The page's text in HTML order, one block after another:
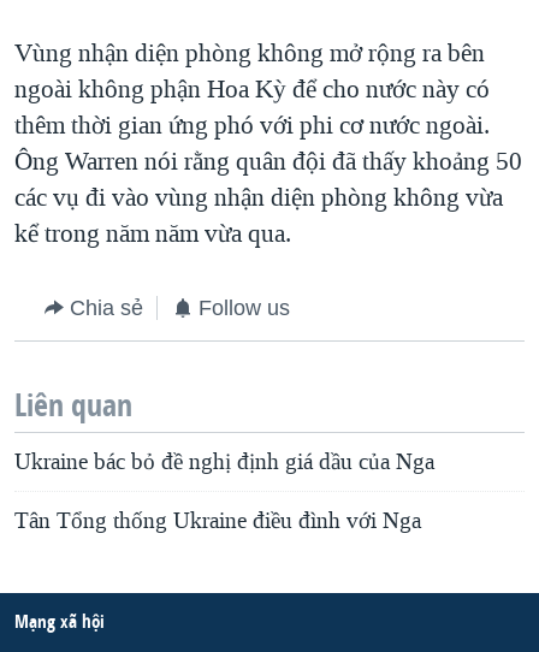
Vùng nhận diện phòng không mở rộng ra bên
ngoài không phận Hoa Kỳ để cho nước này có
thêm thời gian ứng phó với phi cơ nước ngoài.
Ông Warren nói rằng quân đội đã thấy khoảng 50
các vụ đi vào vùng nhận diện phòng không vừa
kể trong năm năm vừa qua.
Chia sẻ Follow us
Liên quan
Ukraine bác bỏ đề nghị định giá dầu của Nga
Tân Tổng thống Ukraine điều đình với Nga
Mạng xã hội